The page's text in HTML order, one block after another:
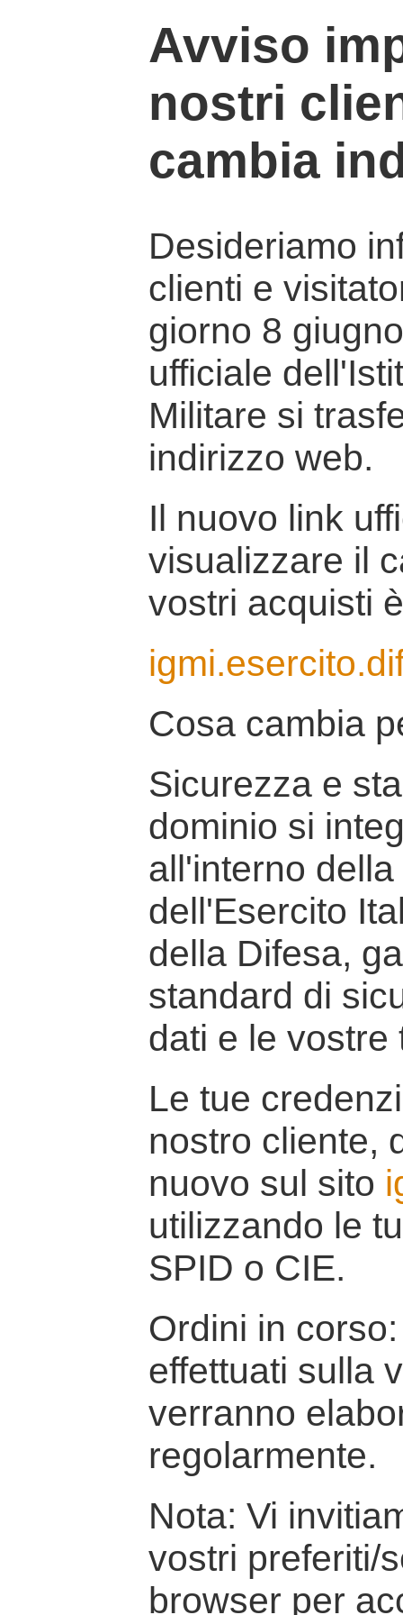
Avviso
nostri
cambia
Desideriamo
clienti e
giorno 8
ufficiale
Militare si
indirizzo web.
Il nuovo link
visualizzare il
vostri acquisti
Cosa cambia
Sicurezza e
dominio si
all'interno
dell'Esercito
della Difesa,
standard di
dati e le vostre
Le tue
nostro cliente,
nuovo sul sito
utilizzando le
SPID o CIE.
Ordini in
effettuati sulla
verranno
regolarmente.
Nota: Vi
vostri preferiti/
browser per